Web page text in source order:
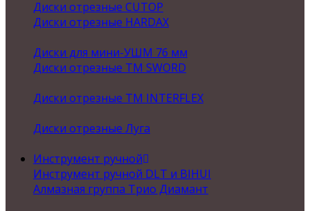
Диски отрезные CUTOP
Диски отрезные HARDAX
Диски для мини-УШМ 76 мм
Диски отрезные ТМ SWORD
Диски отрезные ТМ INTERFLEX
Диски отрезные Луга
Инструмент ручной
Инструмент ручной DLT и BIHUI
Алмазная группа Трио Диамант